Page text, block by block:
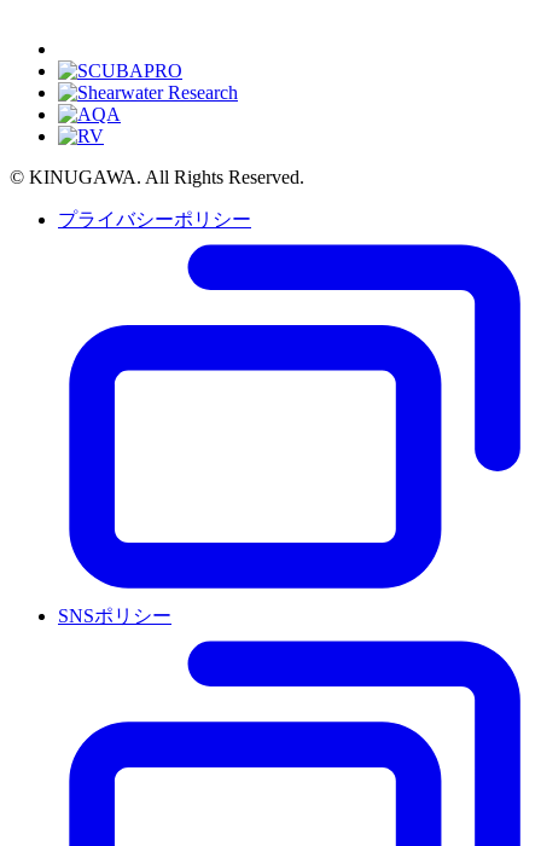
© KINUGAWA. All Rights Reserved.
プライバシーポリシー
SNSポリシー